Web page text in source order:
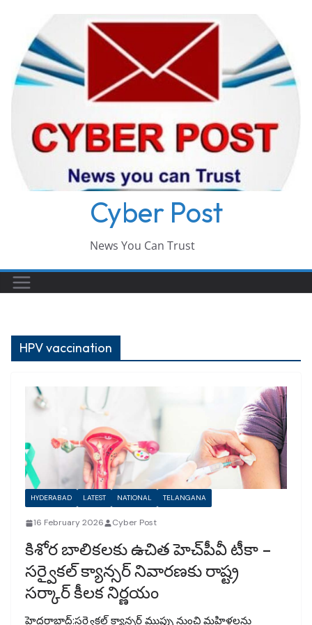
content
Cyber Post
News You Can Trust
HPV vaccination
HYDERABAD LATEST NATIONAL TELANGANA
16 February 2026 Cyber Post
కిశోర బాలికలకు ఉచిత హెచ్‌పీవీ టీకా –
సర్వైకల్ క్యాన్సర్ నివారణకు రాష్ట్ర
సర్కార్ కీలక నిర్ణయం
హైదరాబాద్:సర్వైకల్ క్యాన్సర్ ముప్పు నుంచి మహిళలను